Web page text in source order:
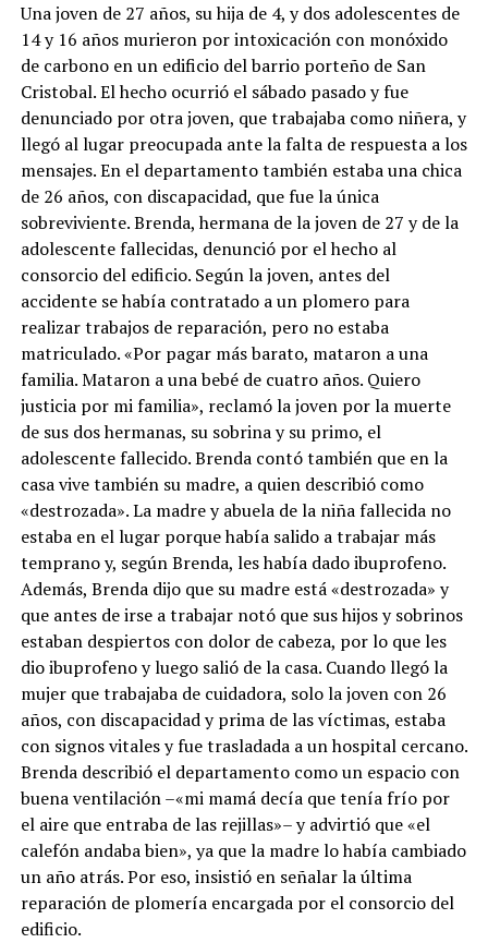
Una joven de 27 años, su hija de 4, y dos adolescentes de
14 y 16 años murieron por intoxicación con monóxido
de carbono en un edificio del barrio porteño de San
Cristobal. El hecho ocurrió el sábado pasado y fue
denunciado por otra joven, que trabajaba como niñera, y
llegó al lugar preocupada ante la falta de respuesta a los
mensajes. En el departamento también estaba una chica
de 26 años, con discapacidad, que fue la única
sobreviviente. Brenda, hermana de la joven de 27 y de la
adolescente fallecidas, denunció por el hecho al
consorcio del edificio. Según la joven, antes del
accidente se había contratado a un plomero para
realizar trabajos de reparación, pero no estaba
matriculado. «Por pagar más barato, mataron a una
familia. Mataron a una bebé de cuatro años. Quiero
justicia por mi familia», reclamó la joven por la muerte
de sus dos hermanas, su sobrina y su primo, el
adolescente fallecido. Brenda contó también que en la
casa vive también su madre, a quien describió como
«destrozada». La madre y abuela de la niña fallecida no
estaba en el lugar porque había salido a trabajar más
temprano y, según Brenda, les había dado ibuprofeno.
Además, Brenda dijo que su madre está «destrozada» y
que antes de irse a trabajar notó que sus hijos y sobrinos
estaban despiertos con dolor de cabeza, por lo que les
dio ibuprofeno y luego salió de la casa. Cuando llegó la
mujer que trabajaba de cuidadora, solo la joven con 26
años, con discapacidad y prima de las víctimas, estaba
con signos vitales y fue trasladada a un hospital cercano.
Brenda describió el departamento como un espacio con
buena ventilación –«mi mamá decía que tenía frío por
el aire que entraba de las rejillas»– y advirtió que «el
calefón andaba bien», ya que la madre lo había cambiado
un año atrás. Por eso, insistió en señalar la última
reparación de plomería encargada por el consorcio del
edificio.